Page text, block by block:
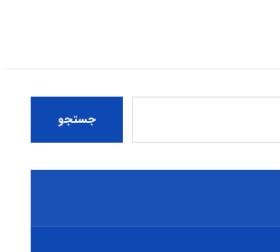
جستجو